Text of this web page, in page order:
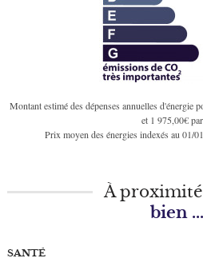
Montant estimé des dépenses annuelles d'énergie
et 1 975,00€
Prix moyen des énergies indexés au 01/
À
bien ...
SANTÉ